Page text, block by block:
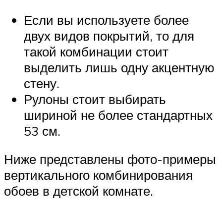
Если вы используете более
двух видов покрытий, то для
такой комбинации стоит
выделить лишь одну акцентную
стену.
Рулоны стоит выбирать
шириной не более стандартных
53 см.
Ниже представлены фото-примеры
вертикального комбинирования
обоев в детской комнате.